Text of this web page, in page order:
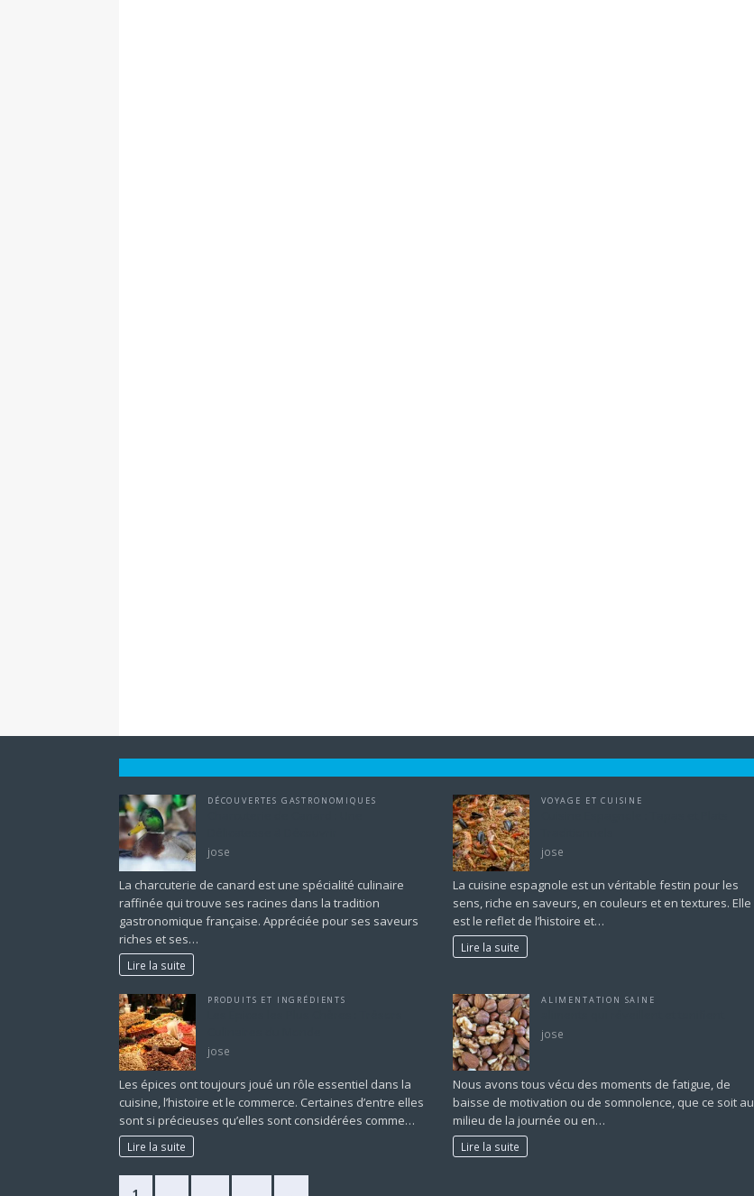
DÉCOUVERTES GASTRONOMIQUES
jose
La charcuterie de canard est une spécialité culinaire
raffinée qui trouve ses racines dans la tradition
gastronomique française. Appréciée pour ses saveurs
riches et ses…
Lire la suite
VOYAGE ET CUISINE
jose
La cuisine espagnole est un véritable festin pour les
sens, riche en saveurs, en couleurs et en textures. Elle
est le reflet de l’histoire et…
Lire la suite
PRODUITS ET INGRÉDIENTS
jose
Les épices ont toujours joué un rôle essentiel dans la
cuisine, l’histoire et le commerce. Certaines d’entre elles
sont si précieuses qu’elles sont considérées comme…
Lire la suite
ALIMENTATION SAINE
jose
Nous avons tous vécu des moments de fatigue, de
baisse de motivation ou de somnolence, que ce soit au
milieu de la journée ou en…
Lire la suite